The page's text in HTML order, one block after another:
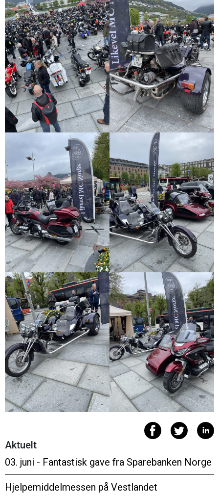
Aktuelt
03. juni - Fantastisk gave fra Sparebanken Norge
Hjelpemiddelmessen på Vestlandet